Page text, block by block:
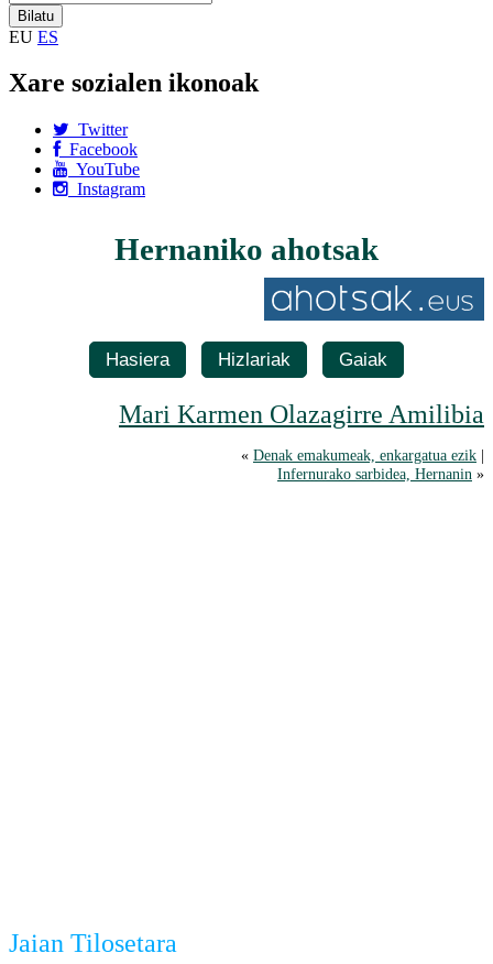
EU ES
Xare sozialen ikonoak
Twitter
Facebook
YouTube
Instagram
Hernaniko ahotsak
Hasiera Hizlariak Gaiak
Mari Karmen Olazagirre Amilibia
« Denak emakumeak, enkargatua ezik |
Infernurako sarbidea, Hernanin »
Jaian Tilosetara